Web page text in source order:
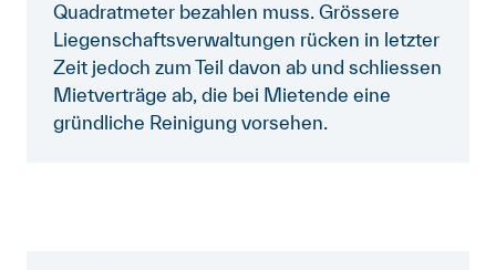
Quadratmeter bezahlen muss. Grössere
Liegenschaftsverwaltungen rücken in letzter
Zeit jedoch zum Teil davon ab und schliessen
Mietverträge ab, die bei Mietende eine
gründliche Reinigung vorsehen.